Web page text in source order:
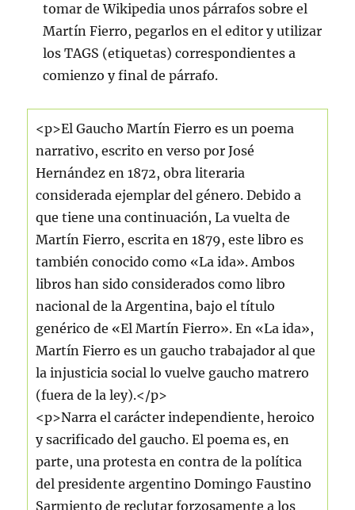
tomar de Wikipedia unos párrafos sobre el
Martín Fierro, pegarlos en el editor y utilizar
los TAGS (etiquetas) correspondientes a
comienzo y final de párrafo.
<p>El Gaucho Martín Fierro es un poema
narrativo, escrito en verso por José
Hernández en 1872, obra literaria
considerada ejemplar del género. Debido a
que tiene una continuación, La vuelta de
Martín Fierro, escrita en 1879, este libro es
también conocido como «La ida». Ambos
libros han sido considerados como libro
nacional de la Argentina, bajo el título
genérico de «El Martín Fierro». En «La ida»,
Martín Fierro es un gaucho trabajador al que
la injusticia social lo vuelve gaucho matrero
(fuera de la ley).</p>
<p>Narra el carácter independiente, heroico
y sacrificado del gaucho. El poema es, en
parte, una protesta en contra de la política
del presidente argentino Domingo Faustino
Sarmiento de reclutar forzosamente a los